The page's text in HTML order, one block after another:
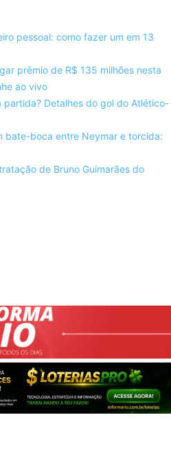
pessoal: como fazer um em 13
prêmio de R$ 135 milhões nesta
ao vivo
partida? Detalhes do gol do Atlético-
bate-boca entre Neymar e torcida:
de Bruno Guimarães do